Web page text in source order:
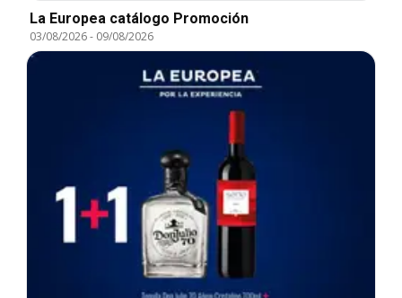
La Europea catálogo Promoción
03/08/2026- 09/08/2026